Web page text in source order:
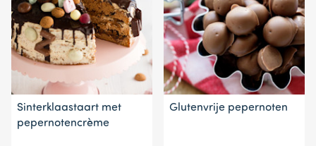
Sinterklaastaart met
pepernotencrème
Glutenvrije pepernoten